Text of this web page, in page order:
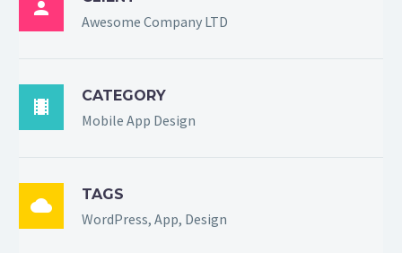

Awesome Company LTD

CATEGORY
Mobile App Design

TAGS
WordPress, App, Design